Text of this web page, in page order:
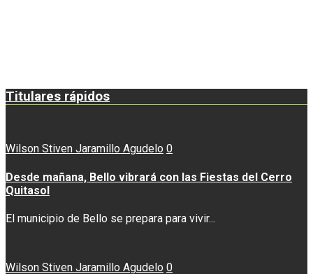
Titulares rápidos
Wilson Stiven Jaramillo Agudelo 0
Desde mañana, Bello vibrará con las Fiestas del Cerro
Quitasol
El municipio de Bello se prepara para vivir...
Wilson Stiven Jaramillo Agudelo 0